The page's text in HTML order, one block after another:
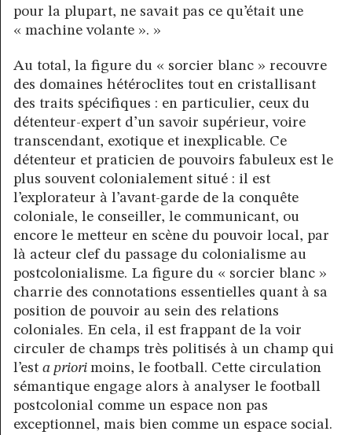
pour la plupart, ne savait pas ce qu’était une
« machine volante ». »
Au total, la figure du « sorcier blanc » recouvre
des domaines hétéroclites tout en cristallisant
des traits spécifiques : en particulier, ceux du
détenteur-expert d’un savoir supérieur, voire
transcendant, exotique et inexplicable. Ce
détenteur et praticien de pouvoirs fabuleux est le
plus souvent colonialement situé : il est
l’explorateur à l’avant-garde de la conquête
coloniale, le conseiller, le communicant, ou
encore le metteur en scène du pouvoir local, par
là acteur clef du passage du colonialisme au
postcolonialisme. La figure du « sorcier blanc »
charrie des connotations essentielles quant à sa
position de pouvoir au sein des relations
coloniales. En cela, il est frappant de la voir
circuler de champs très politisés à un champ qui
l’est a priori moins, le football. Cette circulation
sémantique engage alors à analyser le football
postcolonial comme un espace non pas
exceptionnel, mais bien comme un espace social.